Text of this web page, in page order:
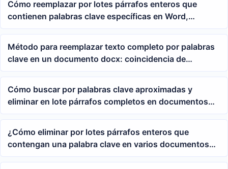
Cómo reemplazar por lotes párrafos enteros que
contienen palabras clave específicas en Word,
aplicable a documentos docx y doc
Método para reemplazar texto completo por palabras
clave en un documento docx: coincidencia de
expresiones regulares por año y reescritura masiva de
párrafos
Cómo buscar por palabras clave aproximadas y
eliminar en lote párrafos completos en documentos
Word?
¿Cómo eliminar por lotes párrafos enteros que
contengan una palabra clave en varios documentos
de Word?